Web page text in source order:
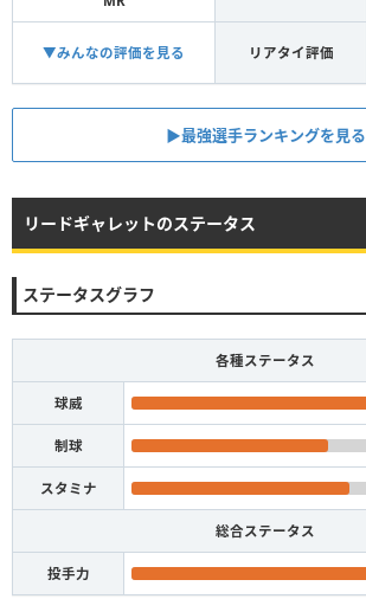
▼みんなの評価を見る リアタイ評価
▶︎最強選手ランキングを見る
リードギャレットのステータス
ステータスグラフ
各種ステータス
球威
制球
スタミナ
総合ステータス
投手力